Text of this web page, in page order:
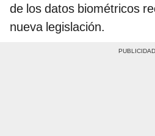
de los datos biométricos
nueva legislación.